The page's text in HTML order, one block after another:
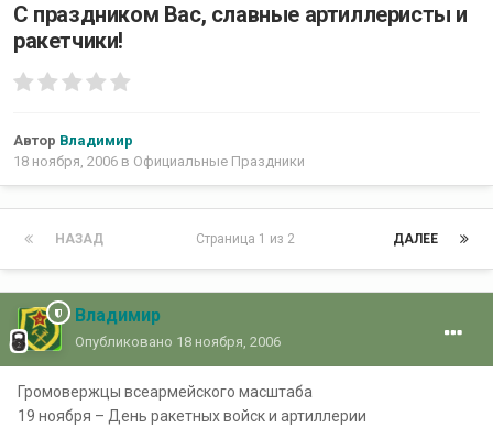
С праздником Вас, славные артиллеристы и
ракетчики!
Автор Владимир
18 ноября, 2006 в Официальные Праздники
НАЗАД ДАЛЕЕ
Страница 1 из 2
Владимир
Опубликовано 18 ноября, 2006
Громовержцы всеармейского масштаба
19 ноября – День ракетных войск и артиллерии